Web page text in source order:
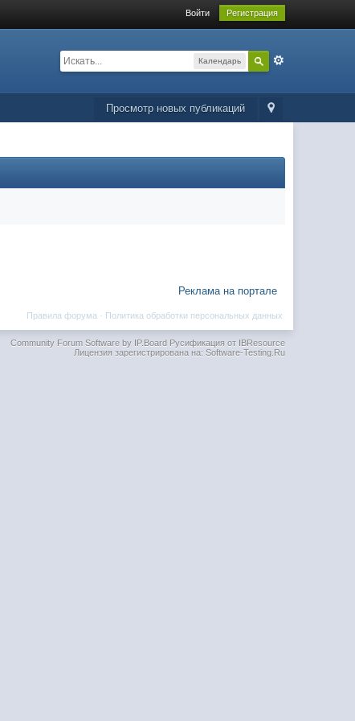
Войти Регистрация
Календарь
Просмотр новых публикаций
Реклама на портале
Политика обработки персональных данных
Правила форума ·
Community Forum Software by IP.BoardРусификация от IBResource
Лицензия зарегистрирована на: Software-Testing.Ru